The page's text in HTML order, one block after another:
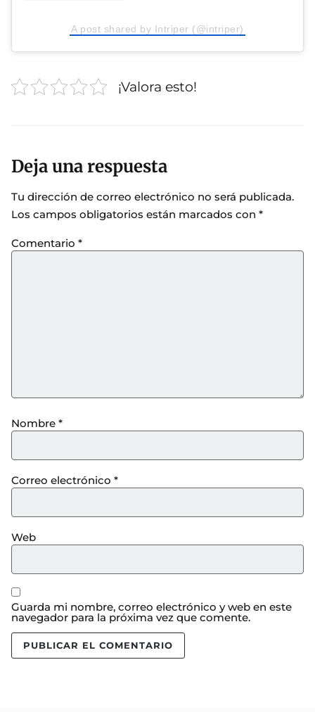
A post shared by Intriper (@intriper)
¡Valora esto!
Deja una respuesta
Tu dirección de correo electrónico no será publicada.
Los campos obligatorios están marcados con *
Comentario *
Nombre *
Correo electrónico *
Web
Guarda mi nombre, correo electrónico y web en este
navegador para la próxima vez que comente.